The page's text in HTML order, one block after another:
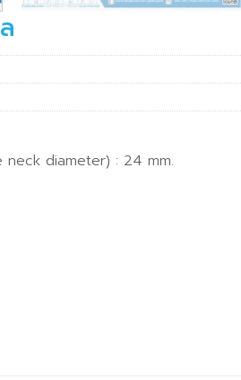
neck diameter) : 24 mm.